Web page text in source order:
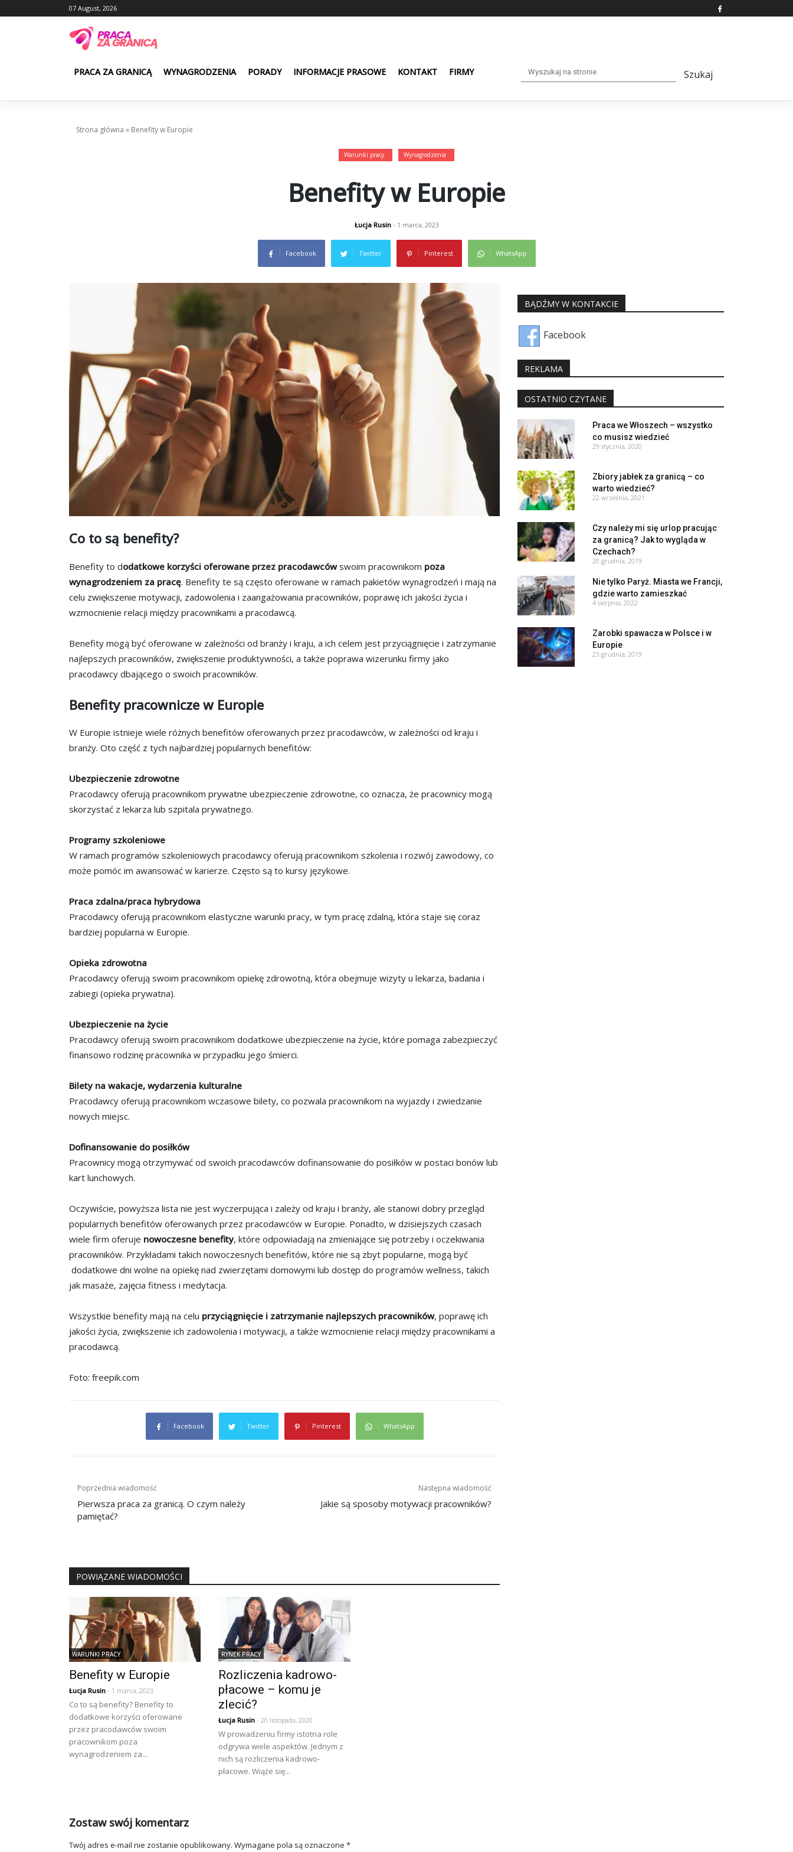
to
07 August, 2026
PRACA ZA GRANICĄ WYNAGRODZENIA PORADY INFORMACJE PRASOWE KONTAKT FIRMY
Strona główna » Benefity w Europie
Warunki pracy Wynagrodzenia
Benefity w Europie
Łucja Rusin- 1 marca, 2023
Facebook Twitter Pinterest WhatsApp
Co to są benefity?
Benefity to dodatkowe korzyści oferowane przez pracodawcówswoim pracownikom poza
wynagrodzeniem za pracę. Benefity te są często oferowane w ramach pakietów wynagrodzeń i mają na
celu zwiększenie motywacji, zadowolenia i zaangażowania pracowników, poprawę ich jakości życia i
wzmocnienie relacji między pracownikami a pracodawcą.
Benefity mogą być oferowane w zależności od branży i kraju, a ich celem jest przyciągnięcie i zatrzymanie
najlepszych pracowników, zwiększenie produktywności, a także poprawa wizerunku firmy jako
pracodawcy dbającego o swoich pracowników.
Benefity pracownicze w Europie
W Europie istnieje wiele różnych benefitów oferowanych przez pracodawców, w zależności od kraju i
branży. Oto część z tych najbardziej popularnych benefitów:
Ubezpieczenie zdrowotne
Pracodawcy oferują pracownikom prywatne ubezpieczenie zdrowotne, co oznacza, że pracownicy mogą
skorzystać z lekarza lub szpitala prywatnego.
Programy szkoleniowe
W ramach programów szkoleniowych pracodawcy oferują pracownikom szkolenia i rozwój zawodowy, co
może pomóc im awansować w karierze. Często są to kursy językowe.
Praca zdalna/praca hybrydowa
Pracodawcy oferują pracownikom elastyczne warunki pracy, w tym pracę zdalną, która staje się coraz
bardziej popularna w Europie.
Opieka zdrowotna
Pracodawcy oferują swoim pracownikom opiekę zdrowotną, która obejmuje wizyty u lekarza, badania i
zabiegi (opieka prywatna).
Ubezpieczenie na życie
Pracodawcy oferują swoim pracownikom dodatkowe ubezpieczenie na życie, które pomaga zabezpieczyć
finansowo rodzinę pracownika w przypadku jego śmierci.
Bilety na wakacje, wydarzenia kulturalne
Pracodawcy oferują pracownikom wczasowe bilety, co pozwala pracownikom na wyjazdy i zwiedzanie
nowych miejsc.
Dofinansowanie do posiłków
Pracownicy mogą otrzymywać od swoich pracodawców dofinansowanie do posiłków w postaci bonów lub
kart lunchowych.
Oczywiście, powyższa lista nie jest wyczerpująca i zależy od kraju i branży, ale stanowi dobry przegląd
popularnych benefitów oferowanych przez pracodawców w Europie. Ponadto, w dzisiejszych czasach
wiele firm oferuje nowoczesne benefity, które odpowiadają na zmieniające się potrzeby i oczekiwania
pracowników. Przykładami takich nowoczesnych benefitów, które nie są zbyt popularne, mogą być
dodatkowe dni wolne na opiekę nad zwierzętami domowymi lub dostęp do programów wellness, takich
jak masaże, zajęcia fitness i medytacja.
Wszystkie benefity mają na celu przyciągnięcie i zatrzymanie najlepszych pracowników, poprawę ich
jakości życia, zwiększenie ich zadowolenia i motywacji, a także wzmocnienie relacji między pracownikami a
pracodawcą.
Foto: freepik.com
Facebook Twitter Pinterest WhatsApp
Nawigacja
wpisu
Poprzednia wiadomość
Pierwsza praca za granicą. O czym należy
pamiętać?
Następna wiadomość
Jakie są sposoby motywacji pracowników?
POWIĄZANE WIADOMOŚCI
WARUNKI PRACY
Benefity w Europie
Łucja Rusin - 1 marca, 2023
Co to są benefity? Benefity to
dodatkowe korzyści oferowane
przez pracodawców swoim
pracownikom poza
wynagrodzeniem za...
RYNEK PRACY
Rozliczenia kadrowo-
płacowe – komu je
zlecić?
Łucja Rusin - 20 listopada, 2020
W prowadzeniu firmy istotna role
odgrywa wiele aspektów. Jednym z
nich są rozliczenia kadrowo-
płacowe. Wiąże się...
Zostaw swój komentarz
Twój adres e-mail nie zostanie opublikowany. Wymagane pola są oznaczone *
BĄDŹMY W KONTAKCIE
Facebook
REKLAMA
OSTATNIO CZYTANE
Praca we Włoszech – wszystko
co musisz wiedzieć
29 stycznia, 2020
Zbiory jabłek za granicą – co
warto wiedzieć?
22 września, 2021
Czy należy mi się urlop pracując
za granicą? Jak to wygląda w
Czechach?
20 grudnia, 2019
Nie tylko Paryż. Miasta we Francji,
gdzie warto zamieszkać
4 sierpnia, 2022
Zarobki spawacza w Polsce i w
Europie
23 grudnia, 2019